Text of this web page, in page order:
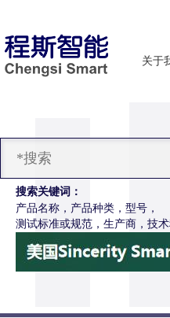
关于
搜索关键词：
产品名称，产品种类，型号，
测试标准或规范，生产商，技
电动轮椅车摇杆耐用性测试仪